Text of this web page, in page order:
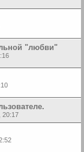
"любви"
20:17